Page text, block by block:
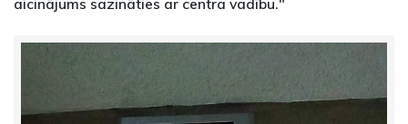
aicinājums sazināties ar centra vadību."